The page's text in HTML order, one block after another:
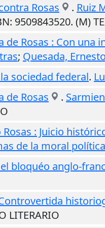
Rosas . Ruiz
9509843520. (M)
de Rosas : Con
; Quesada,
sociedad federal.
de Rosas
.
Rosas : Juicio
de la moral política
el bloquéo anglo-
LITERARIO